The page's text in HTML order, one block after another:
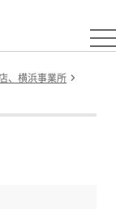
、横浜事業所